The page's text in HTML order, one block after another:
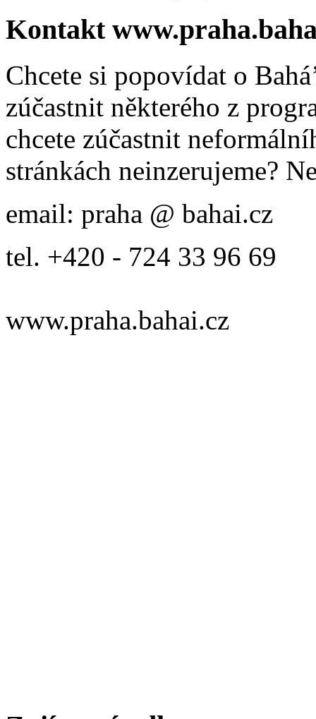
Kontakt
Chcete si popovídat o
zúčastnit některého z
chcete zúčastnit
stránkách neinzerujeme?
email: praha @ bahai.cz
tel. +420 - 724 33 96 69
www.praha.bahai.cz